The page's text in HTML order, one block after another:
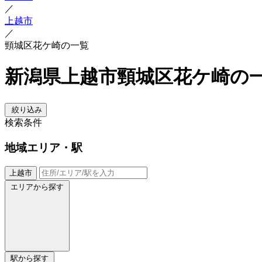
／
上越市
／
頸城区花ケ崎の一覧
新潟県上越市頸城区花ケ崎の
絞り込み
検索条件
地域エリア・駅
上越市
エリアから探す
駅から探す